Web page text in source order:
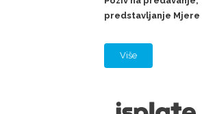
predstavljanje Mjere
Više